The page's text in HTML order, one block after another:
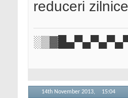
reduceri zilnice
14th November 2013, 15:04